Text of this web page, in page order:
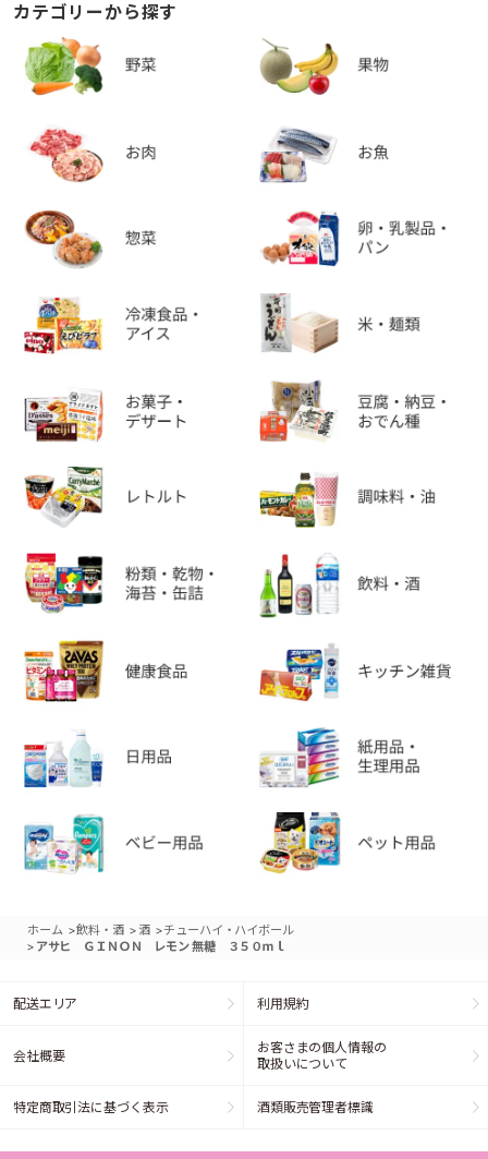
カテゴリーから探す
ホーム >飲料・酒 > 酒 >チューハイ・ハイボール
> アサヒ ＧＩＮＯＮ レモン 無糖 ３５０ｍｌ
配送エリア 利用規約
会社概要
お客さまの個人情報の
取扱いについて
特定商取引法に基づく表示 酒類販売管理者標識